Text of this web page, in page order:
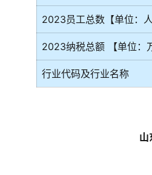
2023员工总数【单位：人
2023纳税总额 【单位：
行业代码及行业名称
山